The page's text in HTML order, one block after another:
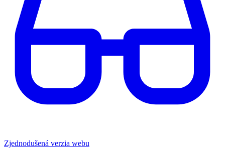
Zjednodušená verzia webu